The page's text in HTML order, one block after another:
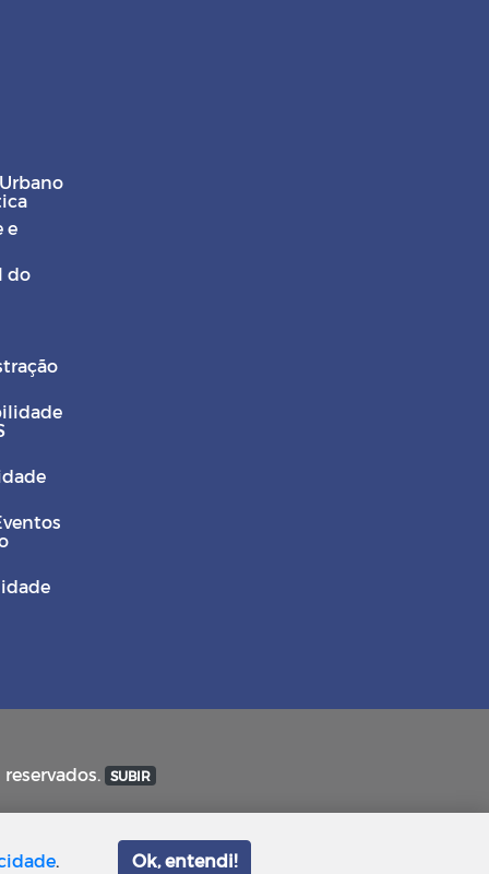
e
do
SUBIR
. Ok, entendi!